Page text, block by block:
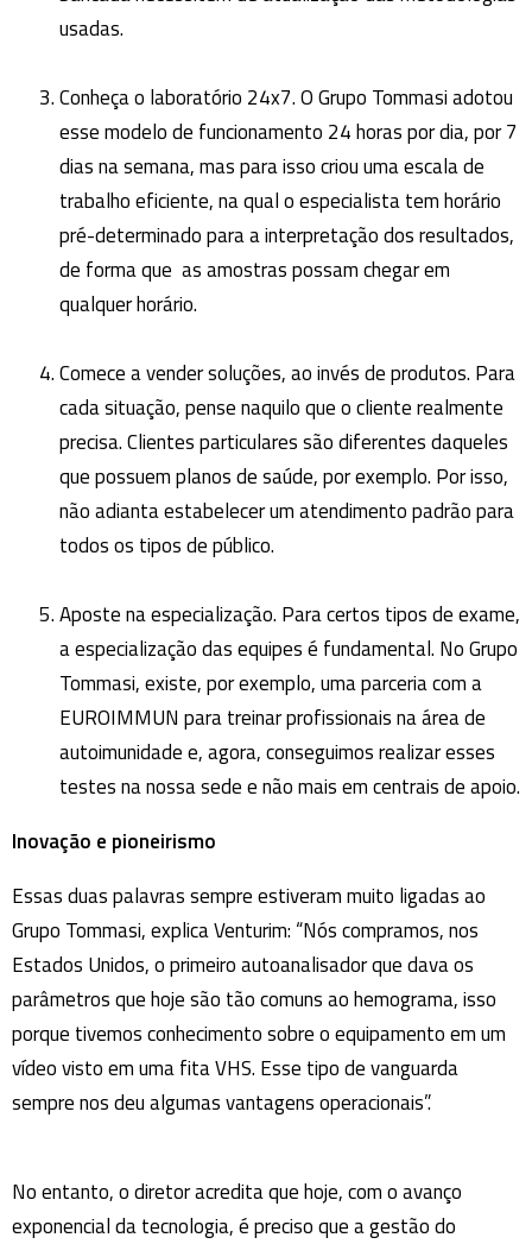
usadas.
Conheça o laboratório 24x7. O Grupo Tommasi adotou
esse modelo de funcionamento 24 horas por dia, por 7
dias na semana, mas para isso criou uma escala de
trabalho eficiente, na qual o especialista tem horário
pré-determinado para a interpretação dos resultados,
de forma que as amostras possam chegar em
qualquer horário.
Comece a vender soluções, ao invés de produtos. Para
cada situação, pense naquilo que o cliente realmente
precisa. Clientes particulares são diferentes daqueles
que possuem planos de saúde, por exemplo. Por isso,
não adianta estabelecer um atendimento padrão para
todos os tipos de público.
Aposte na especialização. Para certos tipos de exame,
a especialização das equipes é fundamental. No Grupo
Tommasi, existe, por exemplo, uma parceria com a
EUROIMMUN para treinar profissionais na área de
autoimunidade e, agora, conseguimos realizar esses
testes na nossa sede e não mais em centrais de apoio.
Inovação e pioneirismo
Essas duas palavras sempre estiveram muito ligadas ao
Grupo Tommasi, explica Venturim: “Nós compramos, nos
Estados Unidos, o primeiro autoanalisador que dava os
parâmetros que hoje são tão comuns ao hemograma, isso
porque tivemos conhecimento sobre o equipamento em um
vídeo visto em uma fita VHS. Esse tipo de vanguarda
sempre nos deu algumas vantagens operacionais”.
No entanto, o diretor acredita que hoje, com o avanço
exponencial da tecnologia, é preciso que a gestão do